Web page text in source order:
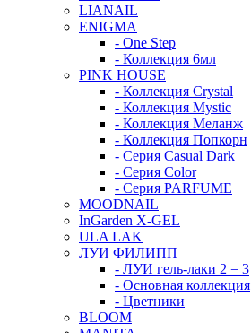
LIANAIL
ENIGMA
- One Step
- Коллекция 6мл
PINK HOUSE
- Коллекция Crystal
- Коллекция Mystic
- Коллекция Меланж
- Коллекция Попкорн
- Серия Casual Dark
- Серия Color
- Серия PARFUME
MOODNAIL
InGarden X-GEL
ULA LAK
ЛУИ ФИЛИПП
- ЛУИ гель-лаки 2 = 3
- Основная коллекция
- Цветники
BLOOM